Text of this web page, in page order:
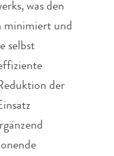
was den
minimiert und
selbst
der